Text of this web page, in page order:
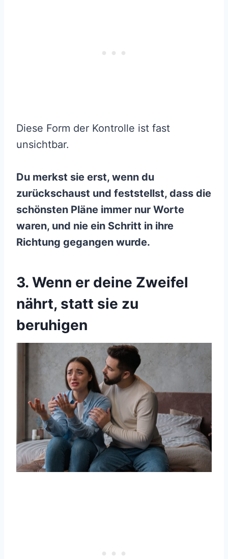
Diese Form der Kontrolle ist fast
unsichtbar.
Du merkst sie erst, wenn du
zurückschaust und feststellst, dass die
schönsten Pläne immer nur Worte
waren, und nie ein Schritt in ihre
Richtung gegangen wurde.
3. Wenn er deine Zweifel
nährt, statt sie zu
beruhigen